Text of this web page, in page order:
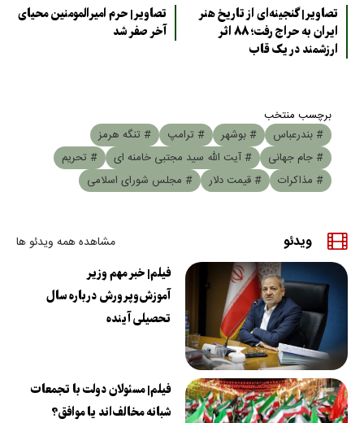
تصاویر| گنجینه‌ای از تاریخ هنر
ایران به حراج رفت؛ ۸۸ اثر
ارزشمند در یک قاب
تصاویر| حرم امیرالمومنین محیای
آخر صفر شد
برچسب منتخب
# بندرعباس
# بوشهر # ترامپ
# تنگه هرمز
# جام جهانی
# آیت الله سید مجتبی خامنه ای
# تحریم
# مذاکرات
# قیمت دلار # مجلس شورای اسلامی
ویدئو مشاهده همه ویدئو ها
فیلم| خبر مهم وزیر
آموزش‌وپرورش درباره سال
تحصیلی آینده
فیلم| مسئولان دولت با تجمعات
شبانه مخالف‌اند یا موافق؟